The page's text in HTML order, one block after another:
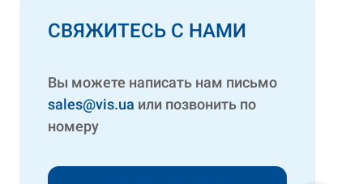
СВЯЖИТЕСЬ С НАМИ
Вы можете написать нам письмо
sales@vis.ua или позвонить по
номеру